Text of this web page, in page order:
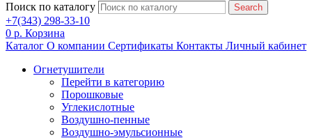
Поиск по каталогу
Search
+7(343) 298-33-10
0 р. Корзина
Каталог О компании Сертификаты Контакты Личный кабинет
Огнетушители
Перейти в категорию
Порошковые
Углекислотные
Воздушно-пенные
Воздушно-эмульсионные